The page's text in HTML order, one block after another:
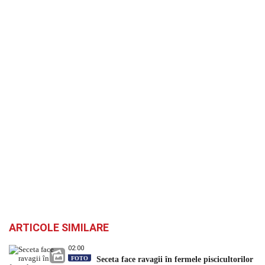
ARTICOLE SIMILARE
02:00
FOTO
Seceta face ravagii în fermele piscicultorilor